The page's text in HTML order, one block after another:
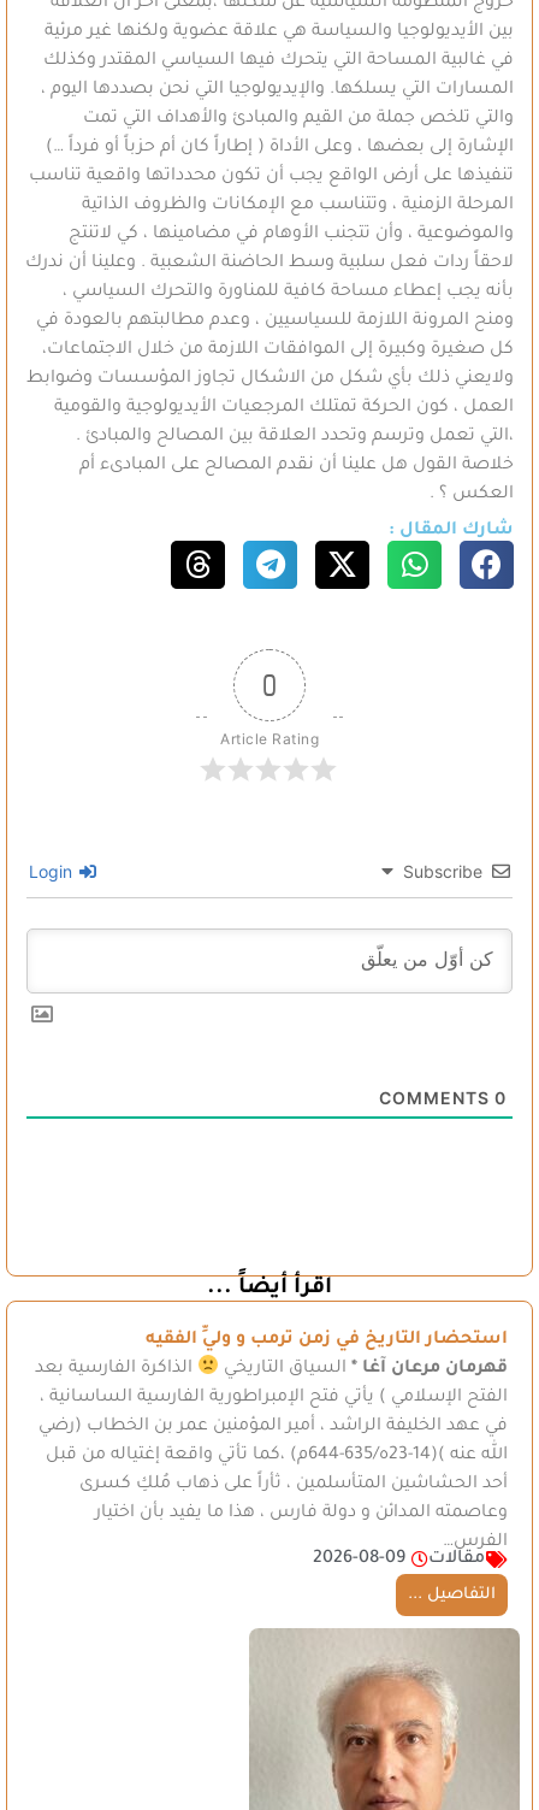
بين الأيديولوجيا والسياسة هي علاقة عضوية ولكنها غير مرئية
في غالبية المساحة التي يتحرك فيها السياسي المقتدر وكذلك
المسارات التي يسلكها. والإيديولوجيا التي نحن بصددها اليوم ،
والتي تلخص جملة من القيم والمبادئ والأهداف التي تمت
الإشارة إلى بعضها ، وعلى الأداة ( إطاراً كان أم حزباً أو فرداً …)
تنفيذها على أرض الواقع يجب أن تكون محدداتها واقعية تناسب
المرحلة الزمنية ، وتتناسب مع الإمكانات والظروف الذاتية
والموضوعية ، وأن تتجنب الأوهام في مضامينها ، كي لاتنتج
لاحقاً ردات فعل سلبية وسط الحاضنة الشعبية . وعلينا أن ندرك
بأنه يجب إعطاء مساحة كافية للمناورة والتحرك السياسي ،
ومنح المرونة اللازمة للسياسيين ، وعدم مطالبتهم بالعودة في
كل صغيرة وكبيرة إلى الموافقات اللازمة من خلال الاجتماعات،
ولايعني ذلك بأي شكل من الاشكال تجاوز المؤسسات وضوابط
العمل ، كون الحركة تمتلك المرجعيات الأيديولوجية والقومية
،التي تعمل وترسم وتحدد العلاقة بين المصالح والمبادئ .
خلاصة القول هل علينا أن نقدم المصالح على المبادىء أم
العكس ؟ .
شارك المقال :
0
Article Rating
Subscribe
0
اقرأ أيضاً ...
استحضار التاريخ في زمن ترمب و وليِّ الفقيه
قهرمان مرعان آغا * السياق التاريخي
الذاكرة الفارسية بعد
الفتح الإسلامي ) يأتي فتح الإمبراطورية الفارسية الساسانية ،
في عهد الخليفة الراشد ، أمير المؤمنين عمر بن الخطاب (رضي
الله عنه )(14-23ه/635-644م) ،كما تأتي واقعة إغتياله من قبل
أحد الحشاشين المتأسلمين ، ثأراً على ذهاب مُلكِ كسرى
وعاصمته المدائن و دولة فارس ، هذا ما يفيد بأن اختيار
الفرس…
مقالات
2026-08-09
التفاصيل ...